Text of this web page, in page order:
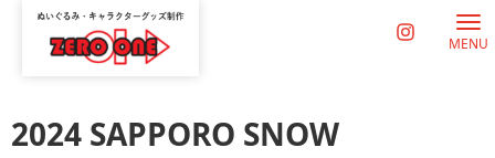
MENU
2024 SAPPORO SNOW